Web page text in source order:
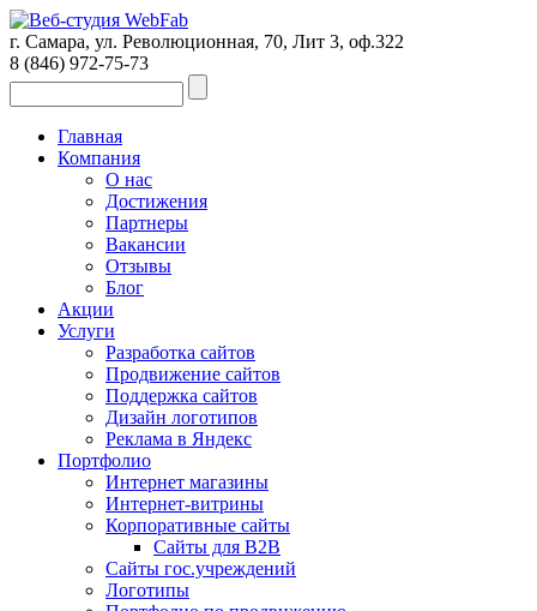
г. Самара, ул. Революционная, 70, Лит 3, оф.322
8 (846) 972-75-73
Главная
Компания
О нас
Достижения
Партнеры
Вакансии
Отзывы
Блог
Акции
Услуги
Разработка сайтов
Продвижение сайтов
Поддержка сайтов
Дизайн логотипов
Реклама в Яндекс
Портфолио
Интернет магазины
Интернет-витрины
Корпоративные сайты
Сайты для B2B
Сайты гос.учреждений
Логотипы